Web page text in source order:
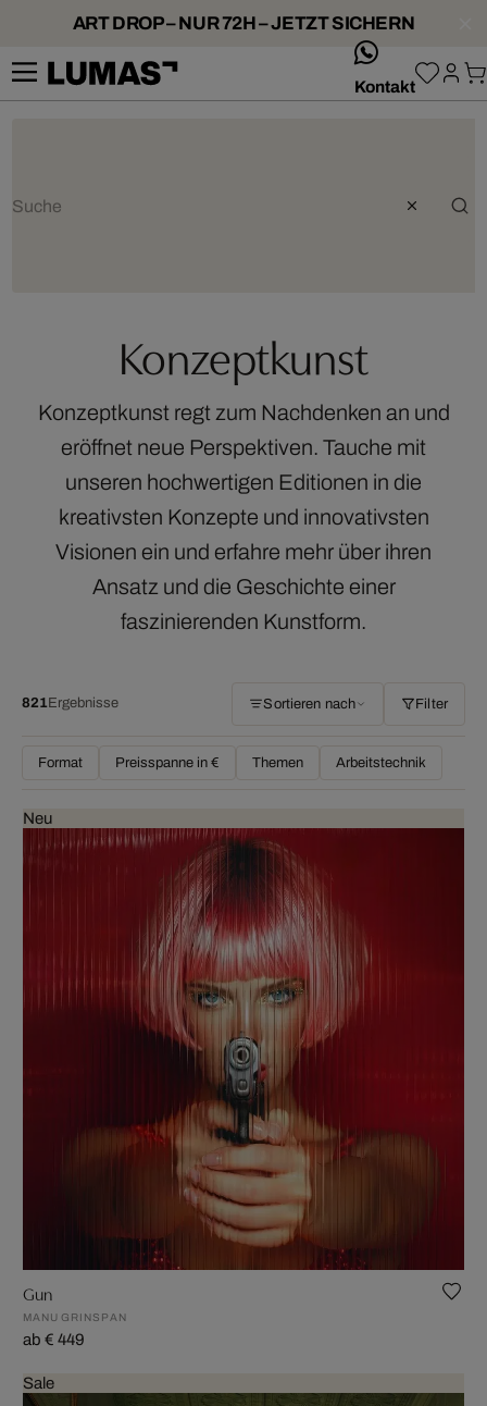
ART DROP – NUR 72H – JETZT SICHERN
Kontakt
Konzeptkunst
Konzeptkunst regt zum Nachdenken an und
eröffnet neue Perspektiven. Tauche mit
unseren hochwertigen Editionen in die
kreativsten Konzepte und innovativsten
Visionen ein und erfahre mehr über ihren
Ansatz und die Geschichte einer
faszinierenden Kunstform.
821Ergebnisse Sortieren nach Filter
Format Preisspanne in € Themen Arbeitstechnik
Neu
Gun
MANU GRINSPAN
ab € 449
Sale